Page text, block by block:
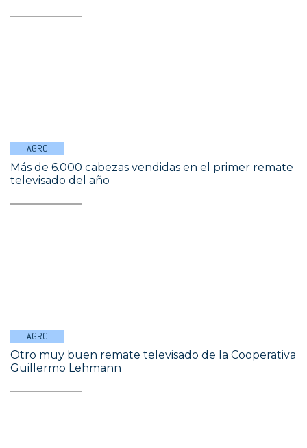
AGRO
Más de 6.000 cabezas vendidas en el primer remate
televisado del año
AGRO
Otro muy buen remate televisado de la Cooperativa
Guillermo Lehmann